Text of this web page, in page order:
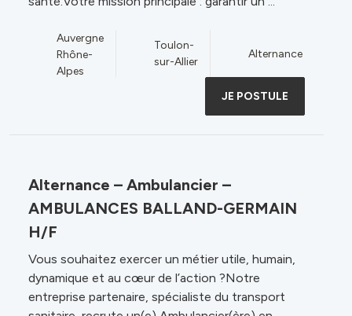
Auvergne
Rhône-
Alpes
Toulon-
sur-Allier
Alternance
JE POSTULE
Alternance – Ambulancier –
AMBULANCES BALLAND-GERMAIN
H/F
Vous souhaitez exercer un métier utile, humain,
dynamique et au cœur de l’action ?Notre
entreprise partenaire, spécialiste du transport